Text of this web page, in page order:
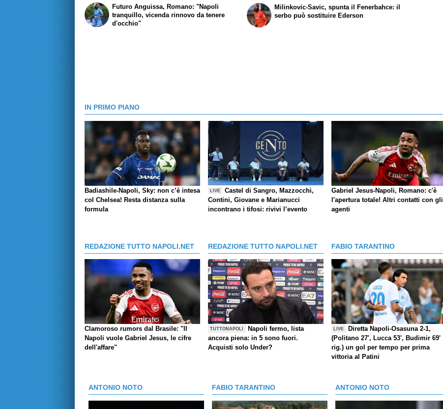
Futuro Anguissa, Romano: "Napoli
tranquillo, vicenda rinnovo da tenere
d'occhio"
Milinkovic-Savic, spunta il Fenerbahce: il
serbo può sostituire Ederson
IN PRIMO PIANO
Badiashile-Napoli, Sky: non c’è intesa
col Chelsea! Resta distanza sulla
formula
LIVE
Castel di Sangro, Mazzocchi,
Contini, Giovane e Marianucci
incontrano i tifosi: rivivi l’evento
Gabriel Jesus-Napoli, Romano: c'è
l'apertura totale! Altri contatti con gli
agenti
REDAZIONE TUTTO NAPOLI.NET
Clamoroso rumors dal Brasile: "Il
Napoli vuole Gabriel Jesus, le cifre
dell'affare"
REDAZIONE TUTTO NAPOLI.NET
TUTTONAPOLI
Napoli fermo, lista
ancora piena: in 5 sono fuori.
Acquisti solo Under?
FABIO TARANTINO
LIVE
Diretta Napoli-Osasuna 2-1,
(Politano 27', Lucca 53', Budimir 69'
rig.) un gol per tempo per prima
vittoria al Patini
ANTONIO NOTO FABIO TARANTINO ANTONIO NOTO